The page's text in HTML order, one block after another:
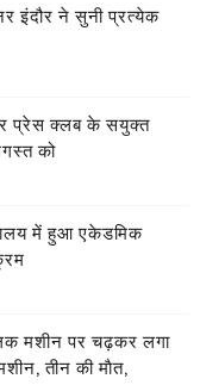
इंदौर ने सुनी प्रत्येक
प्रेस क्लब के सयुक्त
को
में हुआ एकेडमिक
मशीन पर चढ़कर लगा
तीन की माैत,